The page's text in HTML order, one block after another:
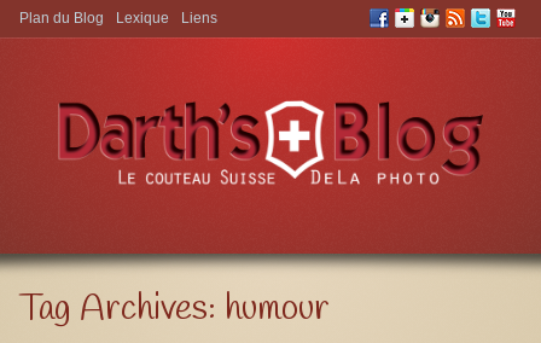
Aller à:
Plan du Blog Lexique Liens
Tag Archives: humour